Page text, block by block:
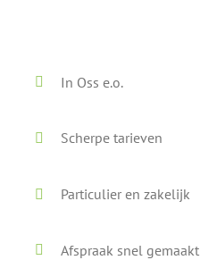
In Oss e.o.
Scherpe tarieven
Particulier en zakelijk
Afspraak snel gemaakt